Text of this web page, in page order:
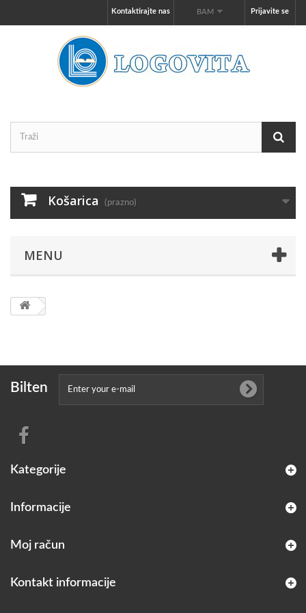
Prijavite se
BAM
Kontaktirajte nas
Košarica (prazno)
MENU
Bilten
Kategorije
Informacije
Moj račun
Kontakt informacije